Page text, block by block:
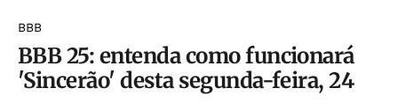
BBB
BBB 25: entenda como funcionará
'Sincerão' desta segunda-feira, 24